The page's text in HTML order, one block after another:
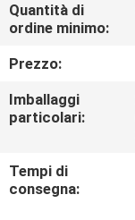
CONTROLLO
DELLA
QUALITÀ
Quantità di
ordine minimo:
Prezzo:
Imballaggi
particolari:
Tempi di
consegna: